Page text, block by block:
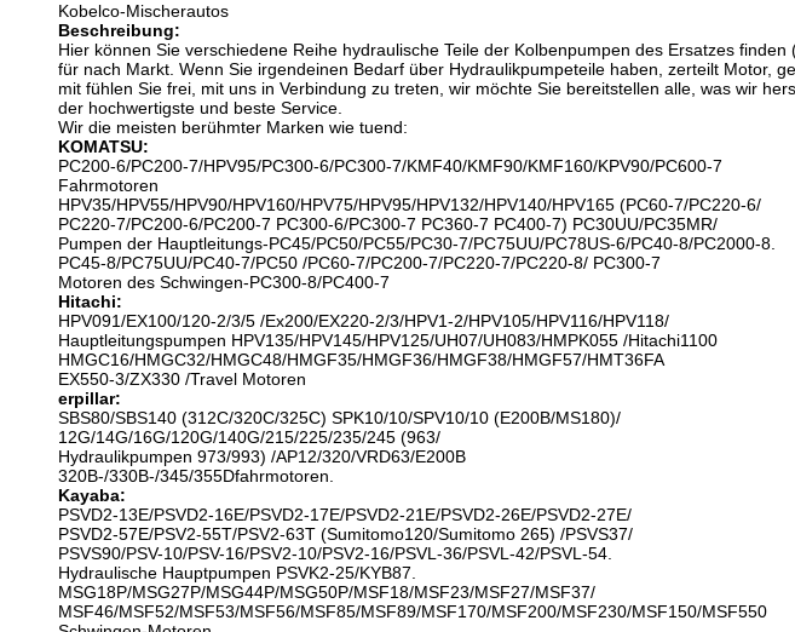
Kobelco-Mischerautos
Beschreibung:
Hier können Sie verschiedene Reihe hydraulische Teile der Kolbenpumpen des Ersatzes finden
für nach Markt. Wenn Sie irgendeinen Bedarf über Hydraulikpumpeteile haben, zerteilt Motor,
mit fühlen Sie frei, mit uns in Verbindung zu treten, wir möchte Sie bereitstellen alle, was wir
der hochwertigste und beste Service.
Wir die meisten berühmter Marken wie tuend:
KOMATSU:
PC200-6/PC200-7/HPV95/PC300-6/PC300-7/KMF40/KMF90/KMF160/KPV90/PC600-7
Fahrmotoren
HPV35/HPV55/HPV90/HPV160/HPV75/HPV95/HPV132/HPV140/HPV165 (PC60-7/PC220-6/
PC220-7/PC200-6/PC200-7 PC300-6/PC300-7 PC360-7 PC400-7) PC30UU/PC35MR/
Pumpen der Hauptleitungs-PC45/PC50/PC55/PC30-7/PC75UU/PC78US-6/PC40-8/PC2000-8.
PC45-8/PC75UU/PC40-7/PC50 /PC60-7/PC200-7/PC220-7/PC220-8/ PC300-7
Motoren des Schwingen-PC300-8/PC400-7
Hitachi:
HPV091/EX100/120-2/3/5 /Ex200/EX220-2/3/HPV1-2/HPV105/HPV116/HPV118/
Hauptleitungspumpen HPV135/HPV145/HPV125/UH07/UH083/HMPK055 /Hitachi1100
HMGC16/HMGC32/HMGC48/HMGF35/HMGF36/HMGF38/HMGF57/HMT36FA
EX550-3/ZX330 /Travel Motoren
erpillar:
SBS80/SBS140 (312C/320C/325C) SPK10/10/SPV10/10 (E200B/MS180)/
12G/14G/16G/120G/140G/215/225/235/245 (963/
Hydraulikpumpen 973/993) /AP12/320/VRD63/E200B
320B-/330B-/345/355Dfahrmotoren.
Kayaba:
PSVD2-13E/PSVD2-16E/PSVD2-17E/PSVD2-21E/PSVD2-26E/PSVD2-27E/
PSVD2-57E/PSV2-55T/PSV2-63T (Sumitomo120/Sumitomo 265) /PSVS37/
PSVS90/PSV-10/PSV-16/PSV2-10/PSV2-16/PSVL-36/PSVL-42/PSVL-54.
Hydraulische Hauptpumpen PSVK2-25/KYB87.
MSG18P/MSG27P/MSG44P/MSG50P/MSF18/MSF23/MSF27/MSF37/
MSF46/MSF52/MSF53/MSF56/MSF85/MSF89/MSF170/MSF200/MSF230/MSF150/MSF550